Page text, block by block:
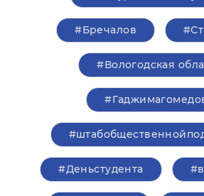
#Бречалов
#Вологодская
#Деньстудента